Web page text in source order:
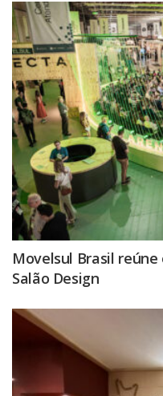
Movelsul Brasil
Salão Design